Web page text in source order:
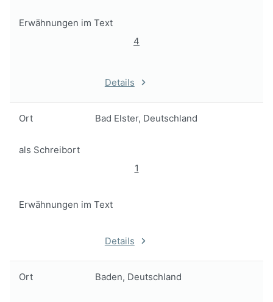
Erwähnungen im Text
4
Details
Ort Bad Elster, Deutschland
als Schreibort
1
Erwähnungen im Text
Details
Ort Baden, Deutschland